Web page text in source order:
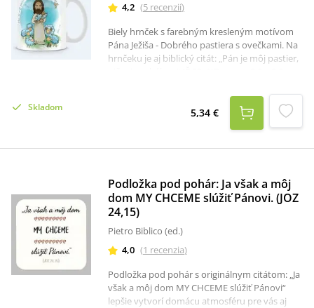
4,2 (5 recenzií)
Biely hrnček s farebným kresleným motívom
Pána Ježiša - Dobrého pastiera s ovečkami. Na
hrnčeku je aj biblický citát: „Pán je môj pastier,
Skladom 5,34 €
Podložka pod pohár: Ja však a môj
dom MY CHCEME slúžiť Pánovi. (JOZ
24,15)
Pietro Biblico (ed.)
4,0 (1 recenzia)
Podložka pod pohár s originálnym citátom: „Ja
však a môj dom MY CHCEME slúžiť Pánovi“
lepšie vytvorí domácu atmosféru pre vás aj